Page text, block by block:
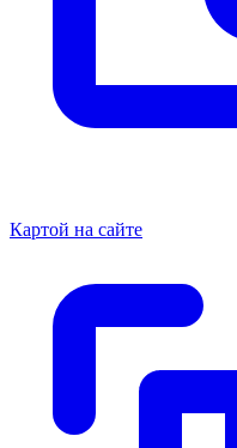
Картой на сайте